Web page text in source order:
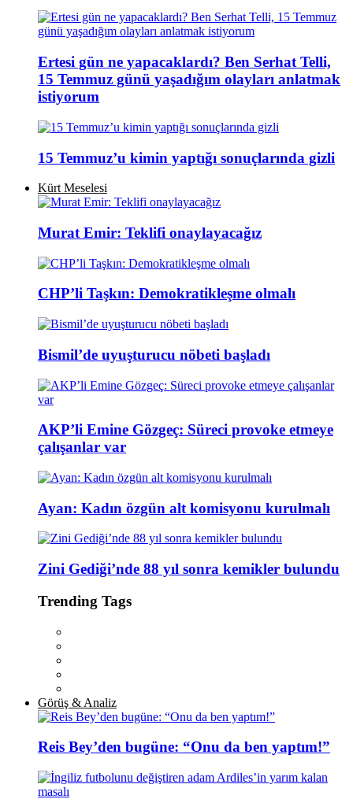
Ertesi gün ne yapacaklardı? Ben Serhat Telli,
15 Temmuz günü yaşadığım olayları anlatmak
istiyorum
15 Temmuz’u kimin yaptığı sonuçlarında gizli
Kürt Meselesi
Murat Emir: Teklifi onaylayacağız
CHP’li Taşkın: Demokratikleşme olmalı
Bismil’de uyuşturucu nöbeti başladı
AKP’li Emine Gözgeç: Süreci provoke etmeye
çalışanlar var
Ayan: Kadın özgün alt komisyonu kurulmalı
Zini Gediği’nde 88 yıl sonra kemikler bulundu
Trending Tags
Görüş & Analiz
Reis Bey’den bugüne: “Onu da ben yaptım!”